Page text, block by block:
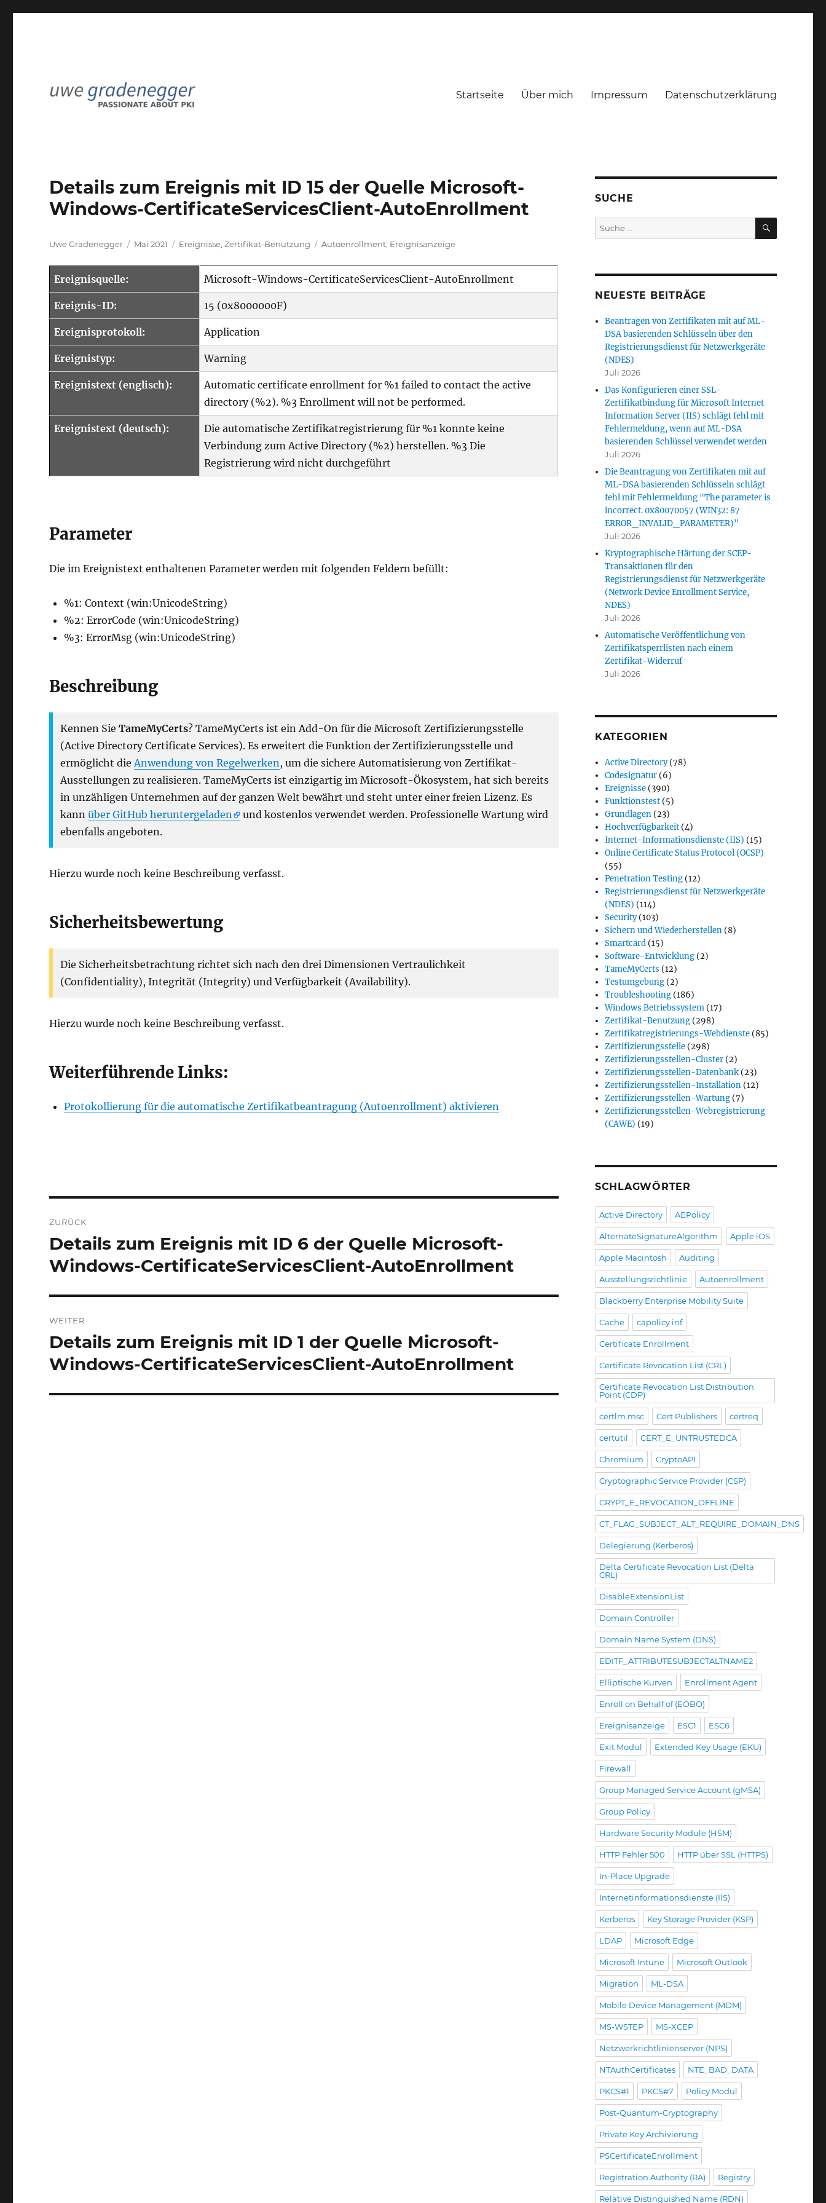
Startseite Über mich Impressum Datenschutzerklärung
Details zum Ereignis mit ID 15 der Quelle Microsoft-
Windows-CertificateServicesClient-AutoEnrollment
Autor
Uwe Gradenegger
Veröffentlicht
Mai 2021 Kategorien
Ereignisse,Zertifikat-Benutzung Schlagwörter
Autoenrollment, Ereignisanzeige
Ereignisquelle: Microsoft-Windows-CertificateServicesClient-AutoEnrollment
Ereignis-ID: 15 (0x8000000F)
Ereignisprotokoll: Application
Ereignistyp: Warning
Ereignistext (englisch):
Automatic certificate enrollment for %1 failed to contact the active
directory (%2). %3 Enrollment will not be performed.
Ereignistext (deutsch):
Die automatische Zertifikatregistrierung für %1 konnte keine
Verbindung zum Active Directory (%2) herstellen. %3 Die
Registrierung wird nicht durchgeführt
Parameter
Die im Ereignistext enthaltenen Parameter werden mit folgenden Feldern befüllt:
%1: Context (win:UnicodeString)
%2: ErrorCode (win:UnicodeString)
%3: ErrorMsg (win:UnicodeString)
Beschreibung
Kennen SieTameMyCerts? TameMyCerts ist ein Add-On für die Microsoft Zertifizierungsstelle
(Active Directory Certificate Services). Es erweitert die Funktion der Zertifizierungsstelle und
ermöglicht die Anwendung von Regelwerken , um die sichere Automatisierung von Zertifikat-
Ausstellungen zu realisieren. TameMyCerts ist einzigartig im Microsoft-Ökosystem, hat sich bereits
in unzähligen Unternehmen auf der ganzen Welt bewährt und steht unter einer freien Lizenz. Es
kannüber GitHub heruntergeladen
und kostenlos verwendet werden. Professionelle Wartung wird
ebenfalls angeboten.
Hierzu wurde noch keine Beschreibung verfasst.
Sicherheitsbewertung
Die Sicherheitsbetrachtung richtet sich nach den drei Dimensionen Vertraulichkeit
(Confidentiality), Integrität (Integrity) und Verfügbarkeit (Availability).
Hierzu wurde noch keine Beschreibung verfasst.
Weiterführende Links:
Protokollierung für die automatische Zertifikatbeantragung (Autoenrollment) aktivieren
Navigation
ZURÜCK
Vorheriger
Beitrag:
Details zum Ereignis mit ID 6 der Quelle Microsoft-
Windows-CertificateServicesClient-AutoEnrollment
WEITER
Nächster
Beitrag:
Details zum Ereignis mit ID 1 der Quelle Microsoft-
Windows-CertificateServicesClient-AutoEnrollment
SUCHE
Suche
nach:
SUCHEN
NEUESTE BEITRÄGE
Beantragen von Zertifikaten mit auf ML-
DSA basierenden Schlüsseln über den
Registrierungsdienst für Netzwerkgeräte
(NDES)
Juli 2026
Das Konfigurieren einer SSL-
Zertifikatbindung für Microsoft Internet
Information Server (IIS) schlägt fehl mit
Fehlermeldung, wenn auf ML-DSA
basierenden Schlüssel verwendet werden
Juli 2026
Die Beantragung von Zertifikaten mit auf
ML-DSA basierenden Schlüsseln schlägt
fehl mit Fehlermeldung "The parameter is
incorrect. 0x80070057 (WIN32: 87
ERROR_INVALID_PARAMETER)"
Juli 2026
Kryptographische Härtung der SCEP-
Transaktionen für den
Registrierungsdienst für Netzwerkgeräte
(Network Device Enrollment Service,
NDES)
Juli 2026
Automatische Veröffentlichung von
Zertifikatsperrlisten nach einem
Zertifikat-Widerruf
Juli 2026
KATEGORIEN
Active Directory(78)
Codesignatur (6)
Ereignisse (390)
Funktionstest (5)
Grundlagen (23)
Hochverfügbarkeit (4)
Internet-Informationsdienste (IIS) (15)
Online Certificate Status Protocol (OCSP)
(55)
Penetration Testing (12)
Registrierungsdienst für Netzwerkgeräte
(NDES) (114)
Security(103)
Sichern und Wiederherstellen (8)
Smartcard (15)
Software-Entwicklung (2)
TameMyCerts (12)
Testumgebung (2)
Troubleshooting (186)
Windows Betriebssystem (17)
Zertifikat-Benutzung (298)
Zertifikatregistrierungs-Webdienste (85)
Zertifizierungsstelle (298)
Zertifizierungsstellen-Cluster (2)
Zertifizierungsstellen-Datenbank (23)
Zertifizierungsstellen-Installation (12)
Zertifizierungsstellen-Wartung (7)
Zertifizierungsstellen-Webregistrierung
(CAWE) (19)
SCHLAGWÖRTER
Active Directory AEPolicy
AlternateSignatureAlgorithm Apple iOS
Apple Macintosh Auditing
Ausstellungsrichtlinie Autoenrollment
Blackberry Enterprise Mobility Suite
Cache capolicy.inf
Certificate Enrollment
Certificate Revocation List (CRL)
Certificate Revocation List Distribution
Point (CDP)
certlm.msc Cert Publishers certreq
certutil CERT_E_UNTRUSTEDCA
Chromium CryptoAPI
Cryptographic Service Provider (CSP)
CRYPT_E_REVOCATION_OFFLINE
CT_FLAG_SUBJECT_ALT_REQUIRE_DOMAIN_DNS
Delegierung (Kerberos)
Delta Certificate Revocation List (Delta
CRL)
DisableExtensionList
Domain Controller
Domain Name System (DNS)
EDITF_ATTRIBUTESUBJECTALTNAME2
Elliptische Kurven Enrollment Agent
Enroll on Behalf of (EOBO)
Ereignisanzeige ESC1 ESC6
Exit Modul Extended Key Usage (EKU)
Firewall
Group Managed Service Account (gMSA)
Group Policy
Hardware Security Module (HSM)
HTTP Fehler 500 HTTP über SSL (HTTPS)
In-Place Upgrade
Internetinformationsdienste (IIS)
Kerberos Key Storage Provider (KSP)
LDAP Microsoft Edge
Microsoft Intune Microsoft Outlook
Migration ML-DSA
Mobile Device Management (MDM)
MS-WSTEP MS-XCEP
Netzwerkrichtlinienserver (NPS)
NTAuthCertificates NTE_BAD_DATA
PKCS#1 PKCS#7 Policy Modul
Post-Quantum-Cryptography
Private Key Archivierung
PSCertificateEnrollment
Registration Authority (RA) Registry
Relative Distinguished Name (RDN)